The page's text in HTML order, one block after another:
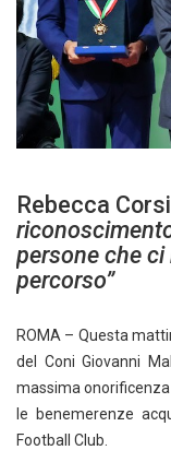
Rebecca
persone che
percorso”
ROMA – Questa
del Coni Giovanni
massima
le benemerenze
Football Club.